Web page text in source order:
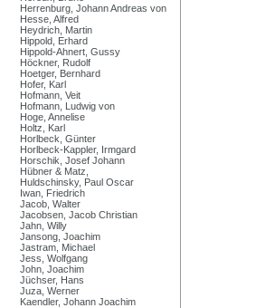
Herrenburg, Johann Andreas von
Hesse, Alfred
Heydrich, Martin
Hippold, Erhard
Hippold-Ahnert, Gussy
Höckner, Rudolf
Hoetger, Bernhard
Hofer, Karl
Hofmann, Veit
Hofmann, Ludwig von
Hoge, Annelise
Holtz, Karl
Horlbeck, Günter
Horlbeck-Kappler, Irmgard
Horschik, Josef Johann
Hübner & Matz,
Huldschinsky, Paul Oscar
Iwan, Friedrich
Jacob, Walter
Jacobsen, Jacob Christian
Jahn, Willy
Jansong, Joachim
Jastram, Michael
Jess, Wolfgang
John, Joachim
Jüchser, Hans
Juza, Werner
Kaendler, Johann Joachim